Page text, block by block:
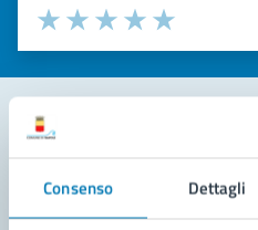
Consenso Dettagli
Valuta la chiarezza delle
Seleziona il numero di stelle
Valuta 5
Valuta 4 stelle su
Valuta 3 stelle su 5
Valuta 2 stelle su 5
Valuta 1 stelle su 5
Leggi le domande